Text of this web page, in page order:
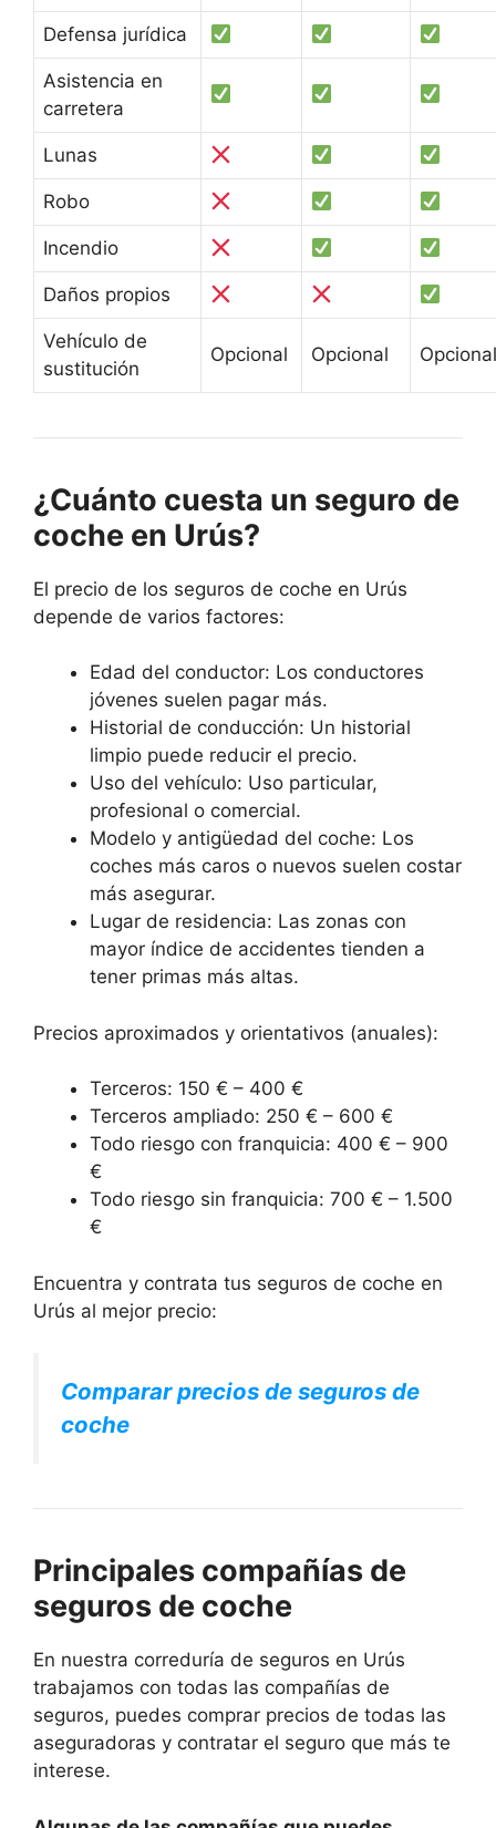
Defensa jurídica
Asistencia en
carretera
Lunas
Robo
Incendio
Daños propios
Vehículo de
sustitución
Opcional Opcional Opcional
¿Cuánto cuesta un seguro de
coche en Urús?
El precio de los seguros de coche en Urús
depende de varios factores:
Edad del conductor: Los conductores
jóvenes suelen pagar más.
Historial de conducción: Un historial
limpio puede reducir el precio.
Uso del vehículo: Uso particular,
profesional o comercial.
Modelo y antigüedad del coche: Los
coches más caros o nuevos suelen costar
más asegurar.
Lugar de residencia: Las zonas con
mayor índice de accidentes tienden a
tener primas más altas.
Precios aproximados y orientativos (anuales):
Terceros: 150 € – 400 €
Terceros ampliado: 250 € – 600 €
Todo riesgo con franquicia: 400 € – 900
€
Todo riesgo sin franquicia: 700 € – 1.500
€
Encuentra y contrata tus seguros de coche en
Urús al mejor precio:
Comparar precios de seguros de
coche
Principales compañías de
seguros de coche
En nuestra correduría de seguros en Urús
trabajamos con todas las compañías de
seguros, puedes comprar precios de todas las
aseguradoras y contratar el seguro que más te
interese.